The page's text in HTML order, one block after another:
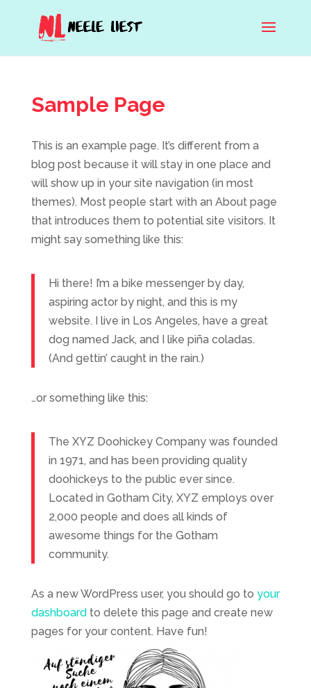
Sample Page
This is an example page. It’s different from a
blog post because it will stay in one place and
will show up in your site navigation (in most
themes). Most people start with an About page
that introduces them to potential site visitors. It
might say something like this:
Hi there! I’m a bike messenger by day,
aspiring actor by night, and this is my
website. I live in Los Angeles, have a great
dog named Jack, and I like piña coladas.
(And gettin’ caught in the rain.)
…or something like this:
The XYZ Doohickey Company was founded
in 1971, and has been providing quality
doohickeys to the public ever since.
Located in Gotham City, XYZ employs over
2,000 people and does all kinds of
awesome things for the Gotham
community.
As a new WordPress user, you should go to your
dashboardto delete this page and create new
pages for your content. Have fun!